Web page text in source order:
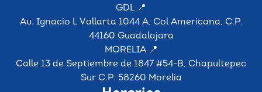
GDL 📍
Av. Ignacio L Vallarta 1044 A, Col Americana, C.P.
44160 Guadalajara
MORELIA 📍
Calle 13 de Septiembre de 1847 #54-B, Chapultepec
Sur C.P. 58260 Morelia